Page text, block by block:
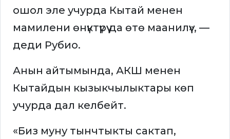
ошол эле учурда Кытай менен
мамилени өнүктүрүү да өтө маанилүү», —
деди Рубио.
Анын айтымында, АКШ менен
Кытайдын кызыкчылыктары көп
учурда дал келбейт.
«Биз муну тынчтыкты сактап,